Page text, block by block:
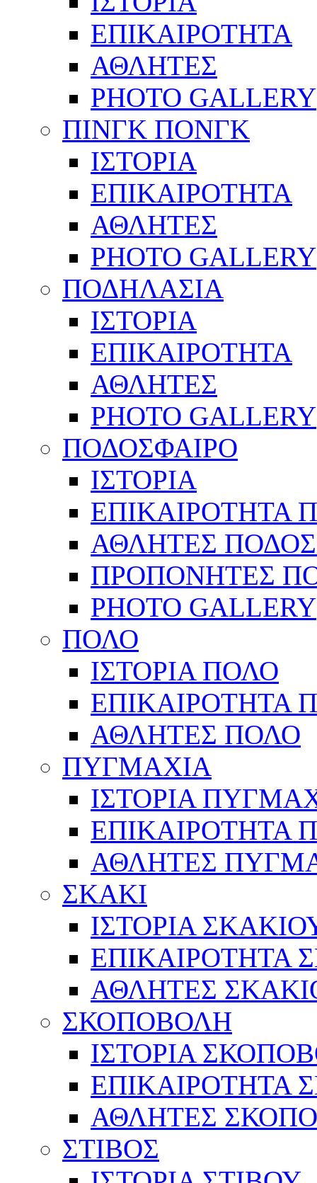
ΕΠΙΚΑΙΡΟΤΗΤΑ
ΑΘΛΗΤΕΣ
PHOTO GALLERY
ΠΙΝΓΚ ΠΟΝΓΚ
ΙΣΤΟΡΙΑ
ΕΠΙΚΑΙΡΟΤΗΤΑ
ΑΘΛΗΤΕΣ
PHOTO GALLERY
ΠΟΔΗΛΑΣΙΑ
ΙΣΤΟΡΙΑ
ΕΠΙΚΑΙΡΟΤΗΤΑ
ΑΘΛΗΤΕΣ
PHOTO GALLERY
ΠΟΔΟΣΦΑΙΡΟ
ΙΣΤΟΡΙΑ
ΕΠΙΚΑΙΡΟΤΗΤΑ
ΑΘΛΗΤΕΣ
ΠΡΟΠΟΝΗΤΕΣ
PHOTO GALLERY
ΠΟΛΟ
ΙΣΤΟΡΙΑ ΠΟΛΟ
ΕΠΙΚΑΙΡΟΤΗΤΑ
ΑΘΛΗΤΕΣ ΠΟΛΟ
ΠΥΓΜΑΧΙΑ
ΙΣΤΟΡΙΑ
ΕΠΙΚΑΙΡΟΤΗΤΑ
ΑΘΛΗΤΕΣ
ΣΚΑΚΙ
ΙΣΤΟΡΙΑ
ΕΠΙΚΑΙΡΟΤΗΤΑ
ΑΘΛΗΤΕΣ
ΣΚΟΠΟΒΟΛΗ
ΙΣΤΟΡΙΑ
ΕΠΙΚΑΙΡΟΤΗΤΑ
ΑΘΛΗΤΕΣ
ΣΤΙΒΟΣ